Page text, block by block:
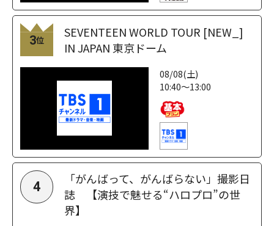
3位
SEVENTEEN WORLD TOUR [NEW_]
IN JAPAN 東京ドーム
08/08(土)
10:40～13:00
4
「がんばって、がんばらない」撮影日
誌 【演技で魅せる“ハロプロ”の世
界】